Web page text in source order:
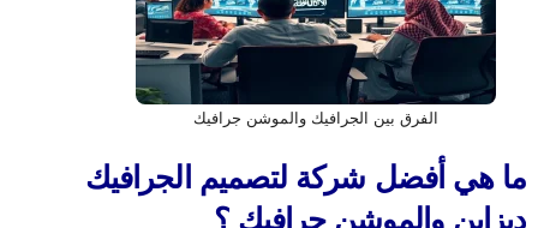
الفرق بين الجرافيك والموشن جرافيك
ما هي أفضل شركة لتصميم الجرافيك